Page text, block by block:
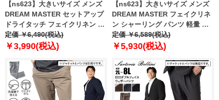
【ns623】大きいサイズ メンズ
DREAM MASTER セットアップ
ドライタッチ フェイクリネン カ
ジュアル パンツ 軽量 ウォッシャ
ブル スマリラ 春夏新作 dm-
定価 ￥6,490(税込)
￥3,990(税込)
【ns623】大きいサイズ メンズ
DREAM MASTER フェイクリネ
ン シャーリング パンツ 軽量 ウ
ォッシャブル スマリラ 春夏新作
dm-ps2614ses 【fre】
定価 ￥6,589(税込)
￥5,930(税込)